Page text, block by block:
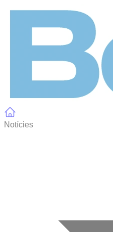
Notícies